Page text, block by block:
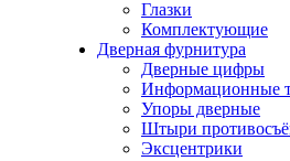
Глазки
Комплектующие
Дверная фурнитура
Дверные цифры
Информационные
Упоры дверные
Штыри
Эксцентрики